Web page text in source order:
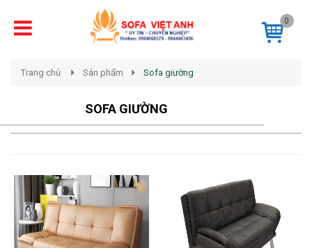
0
Trang chủ Sản phẩm Sofa giường
SOFA GIƯỜNG